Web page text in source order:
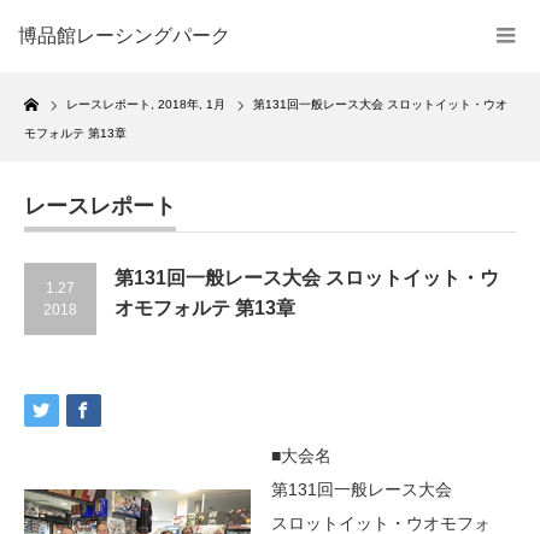
博品館レーシングパーク
Home
レースレポート 2018年 1月 第131回一般レース大会 スロットイット・ウオ
モフォルテ 第13章
レースレポート
1.27
2018
第131回一般レース大会 スロットイット・ウ
オモフォルテ 第13章
■大会名
第131回一般レース大会
スロットイット・ウオモフォ